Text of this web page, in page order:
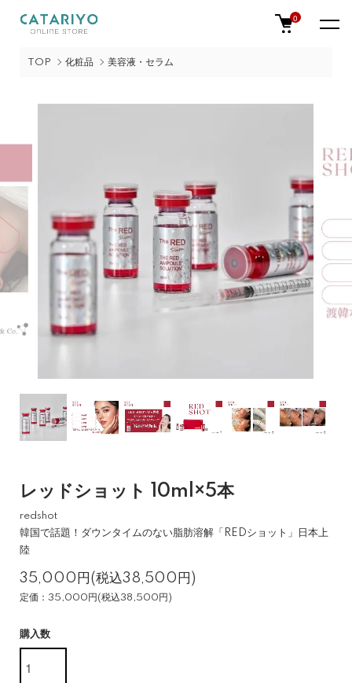
0
TOP 化粧品 美容液・セラム
レッドショット 10ml×5本
redshot
韓国で話題！ダウンタイムのない脂肪溶解「REDショット」日本上
陸
35,000円(税込38,500円)
定価：35,000円(税込38,500円)
購入数